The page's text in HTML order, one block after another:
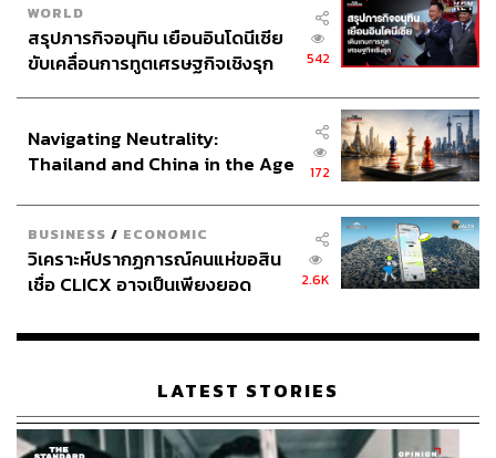
WORLD
สรุปภารกิจอนุทิน เยือนอินโดนีเซีย
ขับเคลื่อนการทูตเศรษฐกิจเชิงรุก
542
Navigating Neutrality:
Thailand and China in the Age
172
BUSINESS / ECONOMIC
วิเคราะห์ปรากฏการณ์คนแห่ขอสิน
เชื่อ CLICX อาจเป็นเพียงยอด
เรือนไทยที่ถูกซุกไว้
2.6K
LATEST STORIES